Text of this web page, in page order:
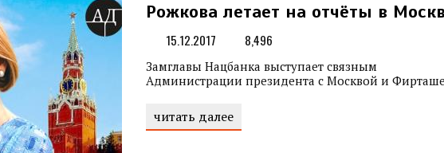
Рожкова летает на отчёты в
15.12.2017 8,496
Замглавы Нацбанка выступает связным
Администрации президента с Москвой и
читать далее